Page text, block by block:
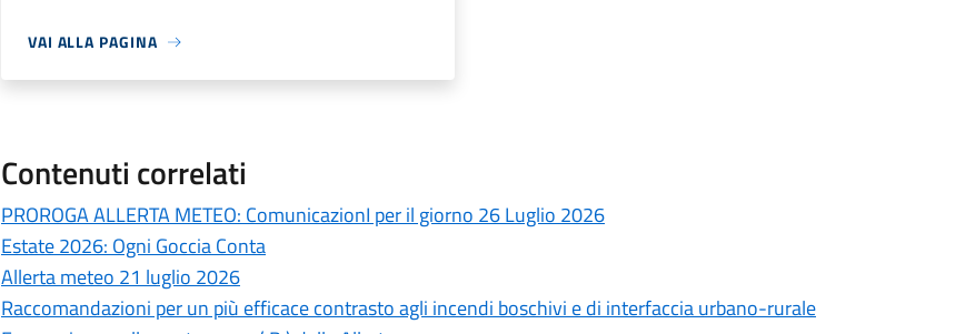
VAI ALLA PAGINA
Contenuti correlati
PROROGA ALLERTA METEO: ComunicazionI per il giorno 26 Luglio 2026
Estate 2026: Ogni Goccia Conta
Allerta meteo 21 luglio 2026
Raccomandazioni per un più efficace contrasto agli incendi boschivi e di interfaccia urbano-rurale